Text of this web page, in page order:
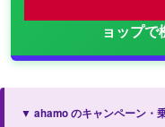
ョップで
▼ ahamo のキャンペーン・